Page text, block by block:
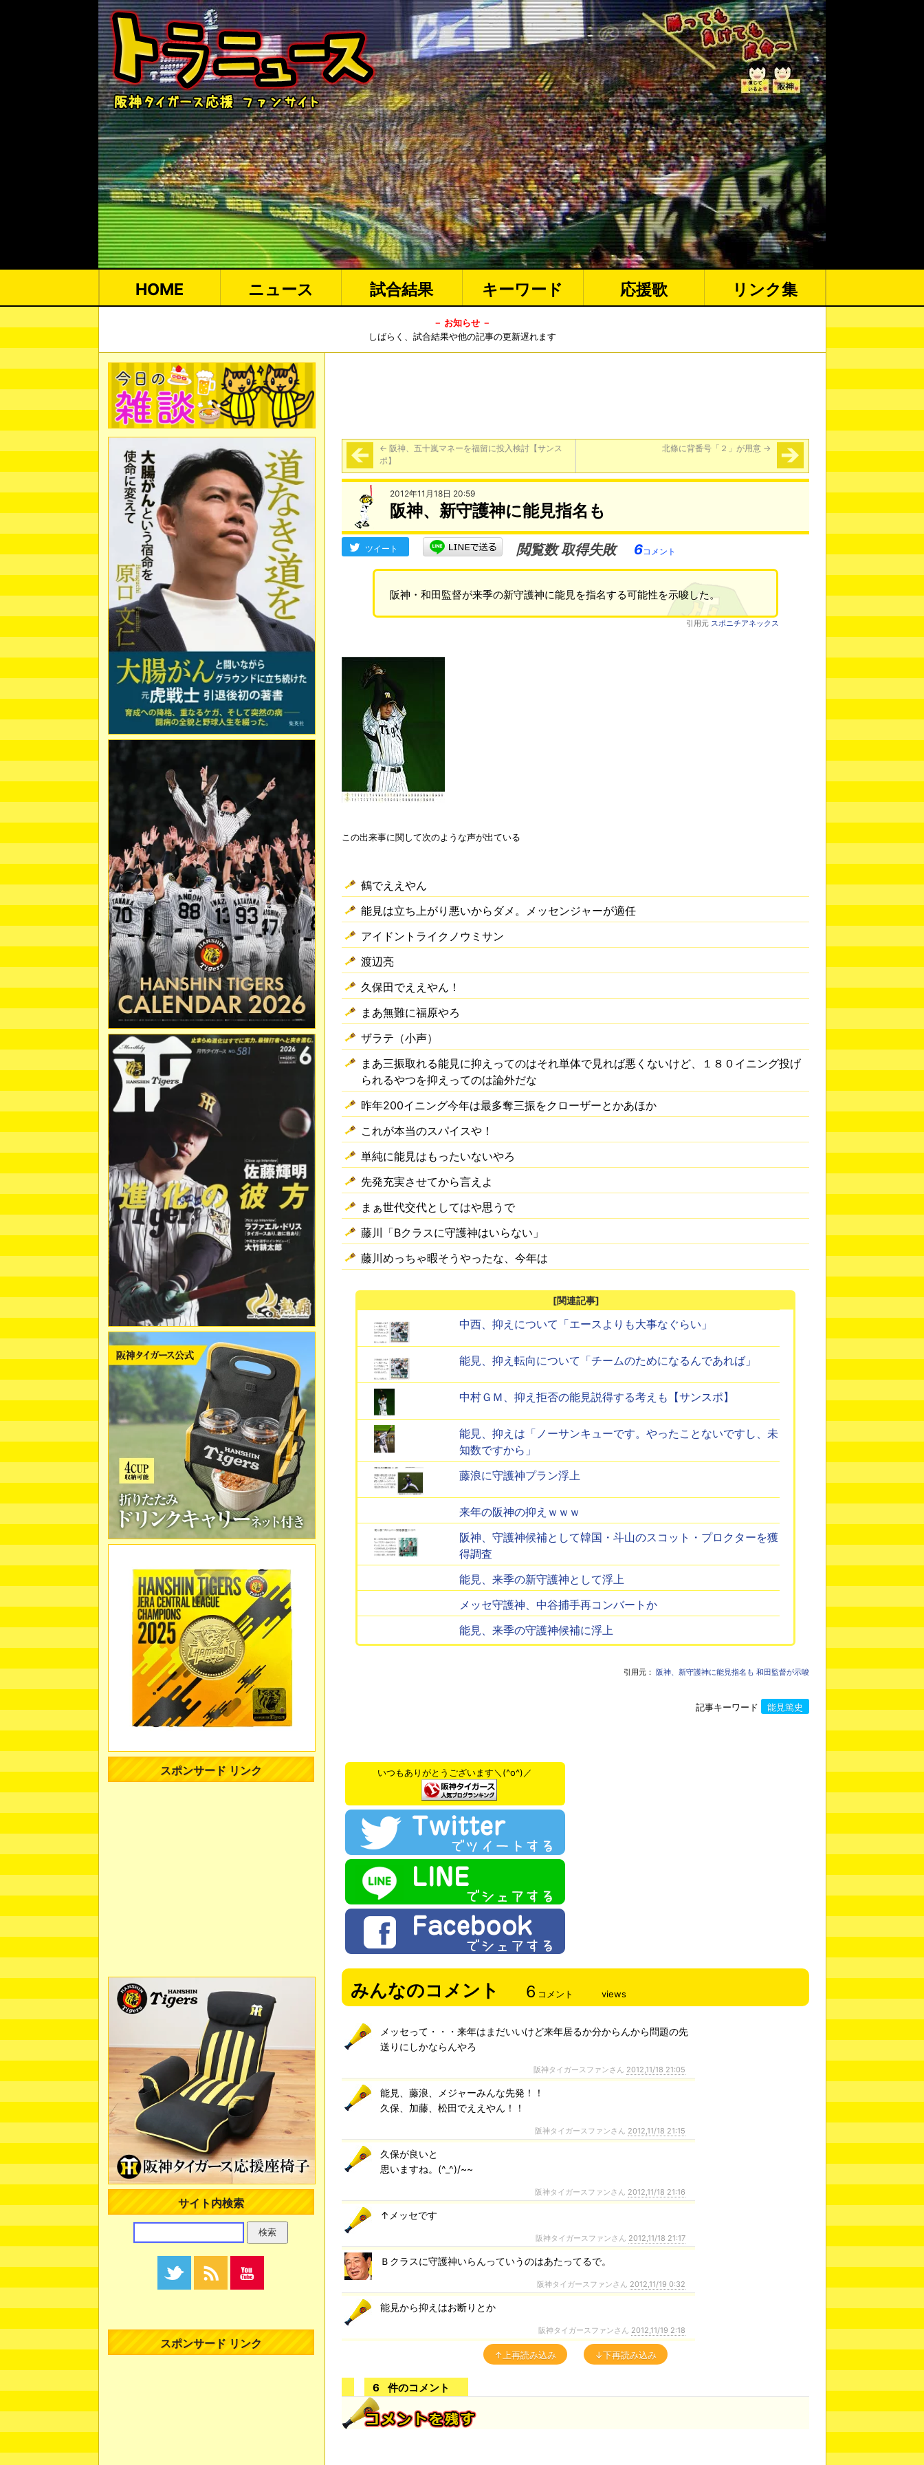
HOME ニュース 試合結果 キーワード 応援歌 リンク集
－ お知らせ －
しばらく、試合結果や他の記事の更新遅れます
← 阪神、五十嵐マネーを福留に投入検討【サンス
ポ】
北條に背番号「２」が用意 →
2012年11月18日 20:59
阪神、新守護神に能見指名も
ツイート 閲覧数 取得失敗 6コメント
阪神・和田監督が来季の新守護神に能見を指名する可能性を示唆した。
引用元 スポニチアネックス
この出来事に関して次のような声が出ている
鶴でええやん
能見は立ち上がり悪いからダメ。メッセンジャーが適任
アイドントライクノウミサン
渡辺亮
久保田でええやん！
まあ無難に福原やろ
ザラテ（小声）
まあ三振取れる能見に抑えってのはそれ単体で見れば悪くないけど、１８０イニング投げ
られるやつを抑えってのは論外だな
昨年200イニング今年は最多奪三振をクローザーとかあほか
これが本当のスパイスや！
単純に能見はもったいないやろ
先発充実させてから言えよ
まぁ世代交代としてはや思うで
藤川「Bクラスに守護神はいらない」
藤川めっちゃ暇そうやったな、今年は
[関連記事]
中西、抑えについて「エースよりも大事なぐらい」
能見、抑え転向について「チームのためになるんであれば」
中村ＧＭ、抑え拒否の能見説得する考えも【サンスポ】
能見、抑えは「ノーサンキューです。やったことないですし、未
知数ですから」
藤浪に守護神プラン浮上
来年の阪神の抑えｗｗｗ
阪神、守護神候補として韓国・斗山のスコット・プロクターを獲
得調査
能見、来季の新守護神として浮上
メッセ守護神、中谷捕手再コンバートか
能見、来季の守護神候補に浮上
引用元： 阪神、新守護神に能見指名も 和田監督が示唆
記事キーワード 能見篤史
いつもありがとうございます＼(^o^)／
みんなのコメント 6 コメント views
メッセって・・・来年はまだいいけど来年居るか分からんから問題の先
送りにしかならんやろ
阪神タイガースファンさん 2012,11/18 21:05
能見、藤浪、メジャーみんな先発！！
久保、加藤、松田でええやん！！
阪神タイガースファンさん 2012,11/18 21:15
久保が良いと
思いますね。(^_^)/~~
阪神タイガースファンさん 2012,11/18 21:16
↑メッセです
阪神タイガースファンさん 2012,11/18 21:17
Ｂクラスに守護神いらんっていうのはあたってるで。
阪神タイガースファンさん 2012,11/19 0:32
能見から抑えはお断りとか
阪神タイガースファンさん 2012,11/19 2:18
↑上再読み込み ↓下再読み込み
6 件のコメント
スポンサード リンク
サイト内検索
スポンサード リンク